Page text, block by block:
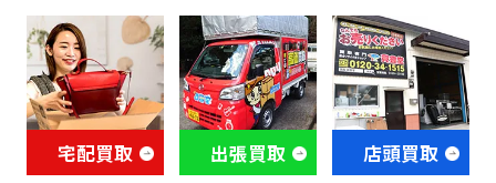
宅配買取 出張買取 店頭買取